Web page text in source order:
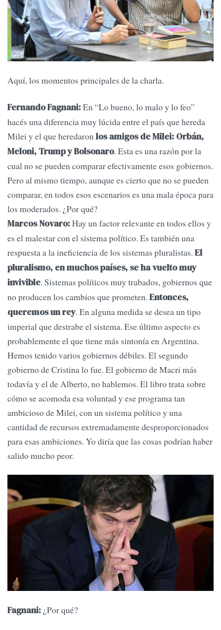
Aquí, los momentos principales de la charla.
Fernando Fagnani:En “Lo bueno, lo malo y lo feo”
hacés una diferencia muy lúcida entre el país que hereda
Milei y el que heredaron los amigos de Milei: Orbán,
Meloni, Trump y Bolsonaro. Esta es una razón por la
cual no se pueden comparar efectivamente esos gobiernos.
Pero al mismo tiempo, aunque es cierto que no se pueden
comparar, en todos esos escenarios es una mala época para
los moderados. ¿Por qué?
Marcos Novaro:Hay un factor relevante en todos ellos y
es el malestar con el sistema político. Es también una
respuesta a la ineficiencia de los sistemas pluralistas. El
pluralismo, en muchos países, se ha vuelto muy
invivible. Sistemas políticos muy trabados, gobiernos que
no producen los cambios que prometen. Entonces,
queremos un rey. En alguna medida se desea un tipo
imperial que destrabe el sistema. Ese último aspecto es
probablemente el que tiene más sintonía en Argentina.
Hemos tenido varios gobiernos débiles. El segundo
gobierno de Cristina lo fue. El gobierno de Macri más
todavía y el de Alberto, no hablemos. El libro trata sobre
cómo se acomoda esa voluntad y ese programa tan
ambicioso de Milei, con un sistema político y una
cantidad de recursos extremadamente desproporcionados
para esas ambiciones. Yo diría que las cosas podrían haber
salido mucho peor.
Fagnani: ¿Por qué?